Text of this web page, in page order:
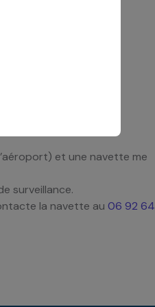
et une navette me
surveillance.
la navette au 06 92 64